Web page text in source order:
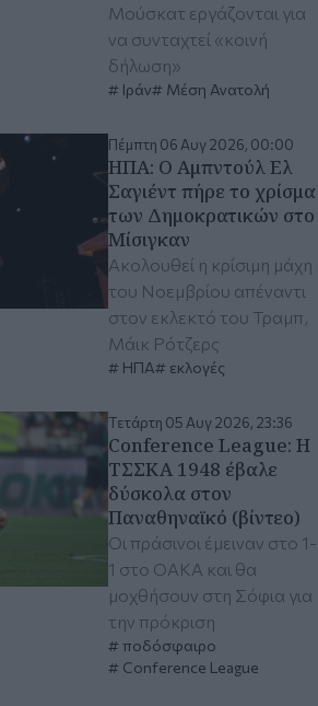
Μούσκατ εργάζονται για
να συνταχτεί «κοινή
δήλωση»
Ιράν Μέση Ανατολή
Πέμπτη 06 Αυγ 2026, 00:00
ΗΠΑ: Ο Αμπντούλ Ελ
Σαγιέντ πήρε το χρίσμα
των Δημοκρατικών στο
Μίσιγκαν
Ακολουθεί η κρίσιμη μάχη
του Νοεμβρίου απέναντι
στον εκλεκτό του Τραμπ,
Μάικ Ρότζερς
ΗΠΑ εκλογές
Τετάρτη 05 Αυγ 2026, 23:36
Conference League: Η
ΤΣΣΚΑ 1948 έβαλε
δύσκολα στον
Παναθηναϊκό (βίντεο)
Οι πράσινοι έμειναν στο 1-
1 στο ΟΑΚΑ και θα
μοχθήσουν στη Σόφια για
την πρόκριση
ποδόσφαιρο
Conference League